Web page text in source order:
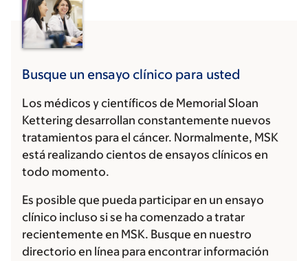
Busque un ensayo clínico para usted
Los médicos y científicos de Memorial Sloan
Kettering desarrollan constantemente nuevos
tratamientos para el cáncer. Normalmente, MSK
está realizando cientos de ensayos clínicos en
todo momento.
Es posible que pueda participar en un ensayo
clínico incluso si se ha comenzado a tratar
recientemente en MSK. Busque en nuestro
directorio en línea para encontrar información